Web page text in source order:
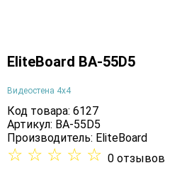
EliteBoard BA-55D5
Видеостена 4х4
Код товара: 6127
Артикул: BA-55D5
Производитель: EliteBoard
☆ ☆ ☆ ☆ ☆ 0 отзывов